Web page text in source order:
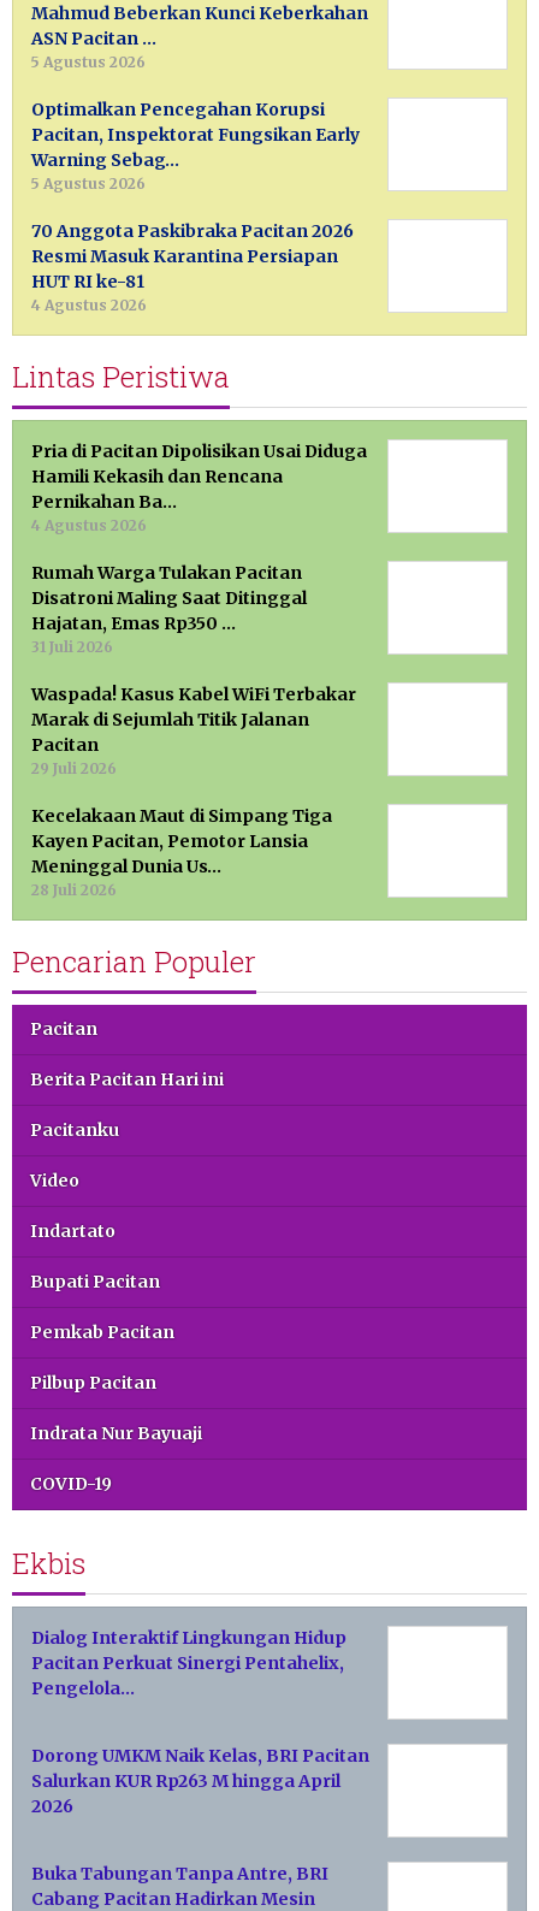
Mahmud Beberkan Kunci Keberkahan
ASN Pacitan …
5 Agustus 2026
Optimalkan Pencegahan Korupsi
Pacitan, Inspektorat Fungsikan Early
Warning Sebag…
5 Agustus 2026
70 Anggota Paskibraka Pacitan 2026
Resmi Masuk Karantina Persiapan
HUT RI ke-81
4 Agustus 2026
Lintas Peristiwa
Pria di Pacitan Dipolisikan Usai Diduga
Hamili Kekasih dan Rencana
Pernikahan Ba…
4 Agustus 2026
Rumah Warga Tulakan Pacitan
Disatroni Maling Saat Ditinggal
Hajatan, Emas Rp350 …
31 Juli 2026
Waspada! Kasus Kabel WiFi Terbakar
Marak di Sejumlah Titik Jalanan
Pacitan
29 Juli 2026
Kecelakaan Maut di Simpang Tiga
Kayen Pacitan, Pemotor Lansia
Meninggal Dunia Us…
28 Juli 2026
Pencarian Populer
Pacitan
Berita Pacitan Hari ini
Pacitanku
Video
Indartato
Bupati Pacitan
Pemkab Pacitan
Pilbup Pacitan
Indrata Nur Bayuaji
COVID-19
Ekbis
Dialog Interaktif Lingkungan Hidup
Pacitan Perkuat Sinergi Pentahelix,
Pengelola…
Dorong UMKM Naik Kelas, BRI Pacitan
Salurkan KUR Rp263 M hingga April
2026
Buka Tabungan Tanpa Antre, BRI
Cabang Pacitan Hadirkan Mesin